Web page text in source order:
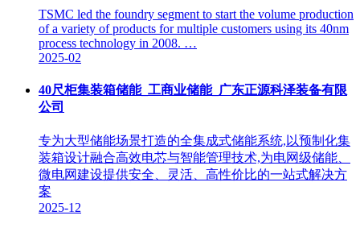
TSMC led the foundry segment to start the volume production
of a variety of products for multiple customers using its 40nm
process technology in 2008. …
2025-02
40尺柜集装箱储能_工商业储能_广东正源科泽装备有限
公司
专为大型储能场景打造的全集成式储能系统,以预制化集
装箱设计融合高效电芯与智能管理技术,为电网级储能、
微电网建设提供安全、灵活、高性价比的一站式解决方
案
2025-12